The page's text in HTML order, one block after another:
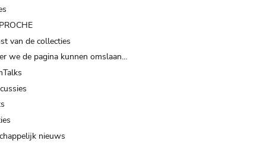
van de collecties
we de pagina kunnen omslaan…
nieuws